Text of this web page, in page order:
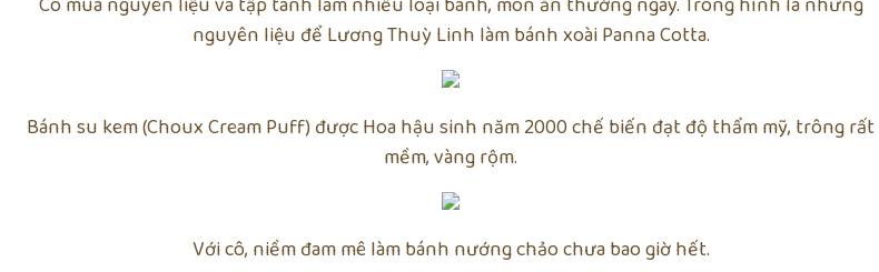
nguyên liệu để Lương Thuỳ Linh làm bánh xoài Panna Cotta.
Bánh su kem (Choux Cream Puff) được Hoa hậu sinh năm 2000 chế biến đạt độ thẩm mỹ, trông rất
mềm, vàng rộm.
Với cô, niềm đam mê làm bánh nướng chảo chưa bao giờ hết.